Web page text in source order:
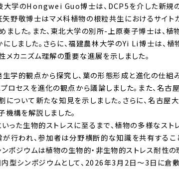
大学のHongwei Guo博士は、DCP5を介した新規
野敬博士はマメ科植物の根粒共生におけるサイト
した。また、東北大学の別所-上原奏子博士は、植
ました。さらに、福建農林大学のYi Li博士は、植
カニズム理解の重要な進展を示しました。
学的観点から探究し、葉の形態形成と進化の仕組
セスを進化の観点から議論しました。また、名古
いて新たな知見を示しました。さらに、名古屋
構を解説しました。
た生物的ストレスに至るまで、植物の多様なスト
行われ、参加者は分野横断的な知識を共有するこ
ポジウムは植物の生物的・非生物的ストレス耐性
型シンポジウムとして、2026年3月2日〜3日に倉